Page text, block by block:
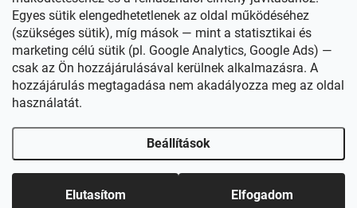
Egyes sütik elengedhetetlenek az oldal működéséhez
(szükséges sütik), míg mások — mint a statisztikai és
marketing célú sütik (pl. Google Analytics, Google Ads) —
csak az Ön hozzájárulásával kerülnek alkalmazásra. A
hozzájárulás megtagadása nem akadályozza meg az oldal
használatát.
Beállítások
Elutasítom Elfogadom
Copyright 2026Világvarázs. Minden jog fenntartva.Süti beállítások
szerkesztése